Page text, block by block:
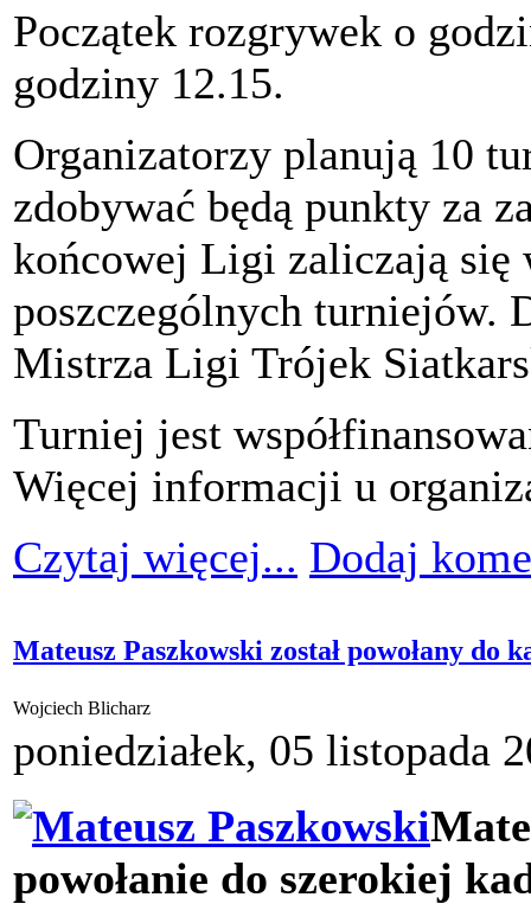
Początek rozgrywek o
godziny 12.15.
Organizatorzy planują 10
zdobywać będą punkty za
końcowej Ligi zaliczają
poszczególnych turniejów.
Mistrza Ligi Trójek
Turniej jest
Więcej informacji u
Czytaj więcej... Dodaj
Mateusz Paszkowski został powołany do
Wojciech Blicharz
poniedziałek, 05 listopada
powołanie do szerokiej